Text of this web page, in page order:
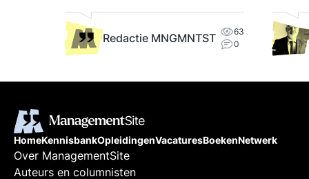
Redactie MNGMNTST
63
0
HomeKennisbankOpleidingenVacaturesBoekenNetwerk
Over ManagementSite
Auteurs en columnisten